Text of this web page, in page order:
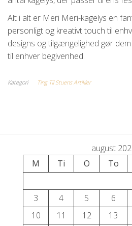
Alt i alt er Meri Meri-kagelys en
personligt og kreativt touch til
designs og tilgængelighed gør
til enhver begivenhed.
Kategori Ting Til Stuens Artikler
august
M
Ti O To
3
4 5 6
10
11 12 13